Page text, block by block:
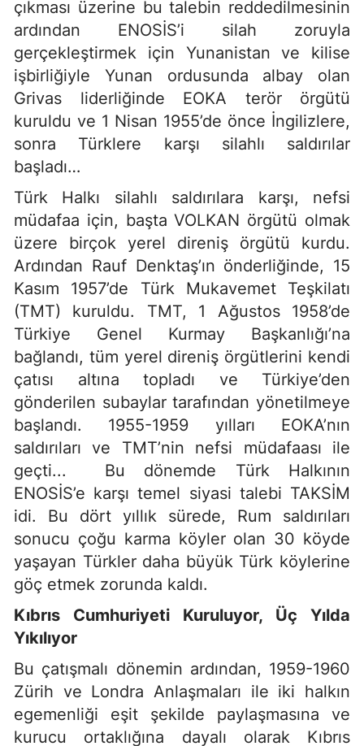
çıkması üzerine bu talebin reddedilmesinin
ardından ENOSİS’i silah zoruyla
gerçekleştirmek için Yunanistan ve kilise
işbirliğiyle Yunan ordusunda albay olan
Grivas liderliğinde EOKA terör örgütü
kuruldu ve 1 Nisan 1955’de önce İngilizlere,
sonra Türklere karşı silahlı saldırılar
başladı…
Türk Halkı silahlı saldırılara karşı, nefsi
müdafaa için, başta VOLKAN örgütü olmak
üzere birçok yerel direniş örgütü kurdu.
Ardından Rauf Denktaş’ın önderliğinde, 15
Kasım 1957’de Türk Mukavemet Teşkilatı
(TMT) kuruldu. TMT, 1 Ağustos 1958’de
Türkiye Genel Kurmay Başkanlığı’na
bağlandı, tüm yerel direniş örgütlerini kendi
çatısı altına topladı ve Türkiye’den
gönderilen subaylar tarafından yönetilmeye
başlandı. 1955-1959 yılları EOKA’nın
saldırıları ve TMT’nin nefsi müdafaası ile
geçti... Bu dönemde Türk Halkının
ENOSİS’e karşı temel siyasi talebi TAKSİM
idi. Bu dört yıllık sürede, Rum saldırıları
sonucu çoğu karma köyler olan 30 köyde
yaşayan Türkler daha büyük Türk köylerine
göç etmek zorunda kaldı.
Kıbrıs Cumhuriyeti Kuruluyor, Üç Yılda
Yıkılıyor
Bu çatışmalı dönemin ardından, 1959-1960
Zürih ve Londra Anlaşmaları ile iki halkın
egemenliği eşit şekilde paylaşmasına ve
kurucu ortaklığına dayalı olarak Kıbrıs